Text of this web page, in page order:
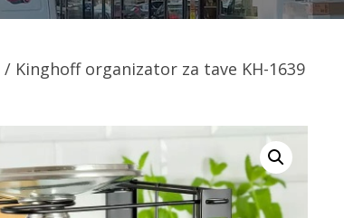
/ Kinghoff organizator za tave KH-1639